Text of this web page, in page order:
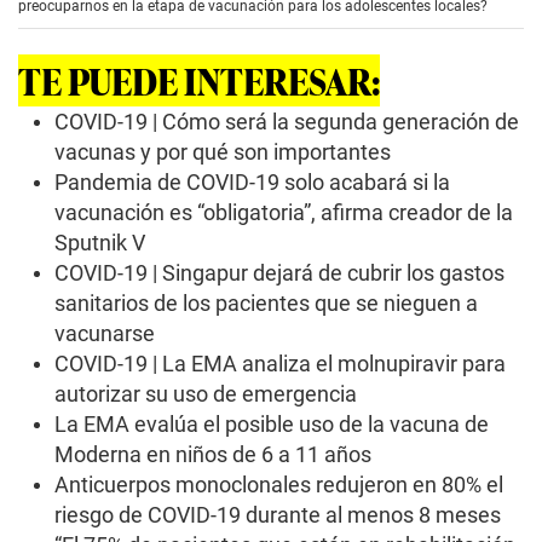
s
f
4
m
preocuparnos en la etapa de vacunación para los adolescentes locales?
TE PUEDE INTERESAR:
COVID-19 | Cómo será la segunda generación de
vacunas y por qué son importantes
Pandemia de COVID-19 solo acabará si la
vacunación es “obligatoria”, afirma creador de la
Sputnik V
COVID-19 | Singapur dejará de cubrir los gastos
sanitarios de los pacientes que se nieguen a
vacunarse
COVID-19 | La EMA analiza el molnupiravir para
autorizar su uso de emergencia
La EMA evalúa el posible uso de la vacuna de
Moderna en niños de 6 a 11 años
Anticuerpos monoclonales redujeron en 80% el
riesgo de COVID-19 durante al menos 8 meses